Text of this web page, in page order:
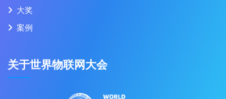
大奖
案例
关于世界物联网大会